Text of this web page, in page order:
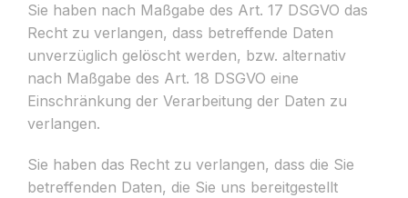
Sie haben nach Maßgabe des Art. 17 DSGVO das
Recht zu verlangen, dass betreffende Daten
unverzüglich gelöscht werden, bzw. alternativ
nach Maßgabe des Art. 18 DSGVO eine
Einschränkung der Verarbeitung der Daten zu
verlangen.
Sie haben das Recht zu verlangen, dass die Sie
betreffenden Daten, die Sie uns bereitgestellt